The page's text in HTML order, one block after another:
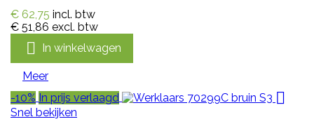
€ 62,75 incl. btw
€ 51,86 excl. btw
 In winkelwagen
Meer
-10% In prijs verlaagd 
Snel bekijken